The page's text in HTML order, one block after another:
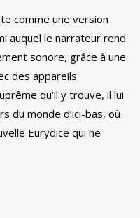
comme une version
auquel le narrateur rend
sonore, grâce à une
des appareils
qu’il y trouve, il lui
du monde d’ici-bas, où
Eurydice qui ne